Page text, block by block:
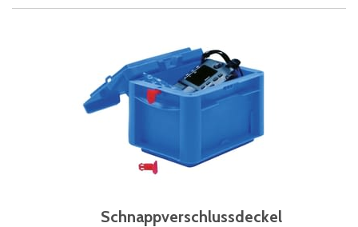
Schnappverschlussdeckel